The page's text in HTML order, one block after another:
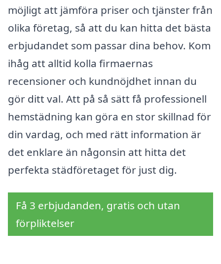
möjligt att jämföra priser och tjänster från
olika företag, så att du kan hitta det bästa
erbjudandet som passar dina behov. Kom
ihåg att alltid kolla firmaernas
recensioner och kundnöjdhet innan du
gör ditt val. Att på så sätt få professionell
hemstädning kan göra en stor skillnad för
din vardag, och med rätt information är
det enklare än någonsin att hitta det
perfekta städföretaget för just dig.
Få 3 erbjudanden, gratis och utan
förpliktelser